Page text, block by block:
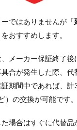
ではありませんが「
おすすめします。
、メーカー保証終了
合が発生した際、代
期間中であれば、計
）の交換が可能です。
場合はすぐに代替